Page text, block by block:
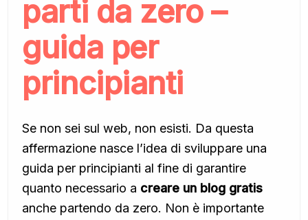
parti da zero –
guida per
principianti
Se non sei sul web, non esisti. Da questa
affermazione nasce l’idea di sviluppare una
guida per principianti al fine di garantire
quanto necessario a creare un blog gratis
anche partendo da zero. Non è importante